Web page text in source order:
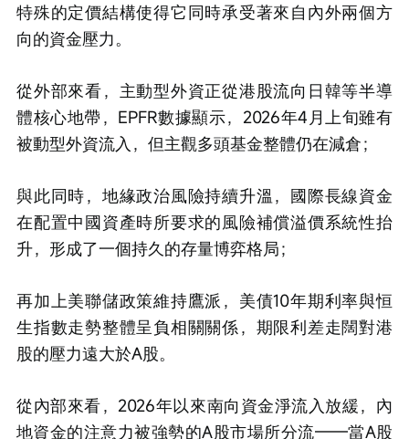
特殊的定價結構使得它同時承受著來自內外兩個方
向的資金壓力。
從外部來看，主動型外資正從港股流向日韓等半導
體核心地帶，EPFR數據顯示，2026年4月上旬雖有
被動型外資流入，但主觀多頭基金整體仍在減倉；
與此同時，地緣政治風險持續升溫，國際長線資金
在配置中國資產時所要求的風險補償溢價系統性抬
升，形成了一個持久的存量博弈格局；
再加上美聯儲政策維持鷹派，美債10年期利率與恒
生指數走勢整體呈負相關關係，期限利差走闊對港
股的壓力遠大於A股。
從內部來看，2026年以來南向資金淨流入放緩，內
地資金的注意力被強勢的A股市場所分流——當A股